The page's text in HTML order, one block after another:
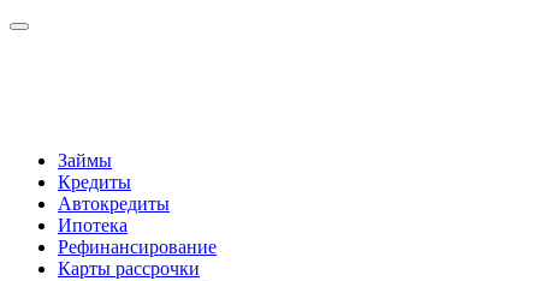
Займы
Кредиты
Автокредиты
Ипотека
Рефинансирование
Карты рассрочки